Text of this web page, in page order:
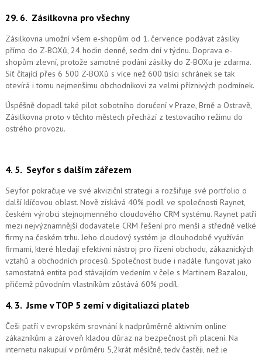
29. 6. Zásilkovna pro všechny
Zásilkovna umožní všem e-shopům od 1. července podávat zásilky
přímo do Z-BOXů, 24 hodin denně, sedm dní v týdnu. Doprava e-
shopům zlevní, protože samotné podání zásilky do Z-BOXu je zdarma.
Síť čítající přes 6 500 Z-BOXů s více než 600 tisíci schránek se tak
otevírá i tomu nejmenšímu obchodníkovi za velmi příznivých podmínek.
Úspěšně dopadl také pilot sobotního doručení v Praze, Brně a Ostravě,
Zásilkovna proto v těchto městech přechází z testovacího režimu do
ostrého provozu.
4. 5. Seyfor s dalším zářezem
Seyfor pokračuje ve své akviziční strategii a rozšiřuje své portfolio o
další klíčovou oblast. Nově získává 40% podíl ve společnosti Raynet,
českém výrobci stejnojmenného cloudového CRM systému. Raynet patří
mezi nejvýznamnější dodavatele CRM řešení pro menší a středně velké
firmy na českém trhu. Jeho cloudový systém je dlouhodobě využíván
firmami, které hledají efektivní nástroj pro řízení obchodu, zákaznických
vztahů a obchodních procesů. Společnost bude i nadále fungovat jako
samostatná entita pod stávajícím vedením v čele s Martinem Bazalou,
přičemž původním vlastníkům zůstává 60% podíl.
4. 3.Jsme v TOP 5 zemí v digitaliazci plateb
Češi patří v evropském srovnání k nadprůměrně aktivním online
zákazníkům a zároveň kladou důraz na bezpečnost při placení. Na
internetu nakupují v průměru 5,2krát měsíčně, tedy častěji, než je